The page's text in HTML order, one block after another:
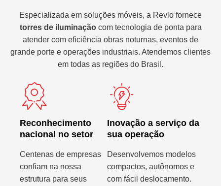
Especializada em soluções móveis, a Revlo fornece
torres de iluminaçãocom tecnologia de ponta para
atender com eficiência obras noturnas, eventos de
grande porte e operações industriais. Atendemos clientes
em todas as regiões do Brasil.
Reconhecimento
nacional no setor
Centenas de empresas
confiam na nossa
estrutura para seus
Inovação a serviço da
sua operação
Desenvolvemos modelos
compactos, autônomos e
com fácil deslocamento.